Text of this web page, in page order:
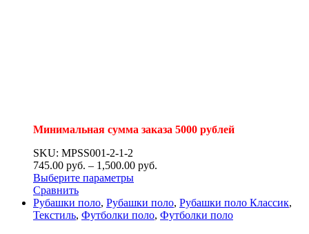
Минимальная сумма заказа 5000 рублей
SKU: MPSS001-2-1-2
745.00 руб. – 1,500.00 руб.
Выберите параметры
Сравнить
Рубашки поло, Рубашки поло, Рубашки поло Классик,
Текстиль, Футболки поло, Футболки поло